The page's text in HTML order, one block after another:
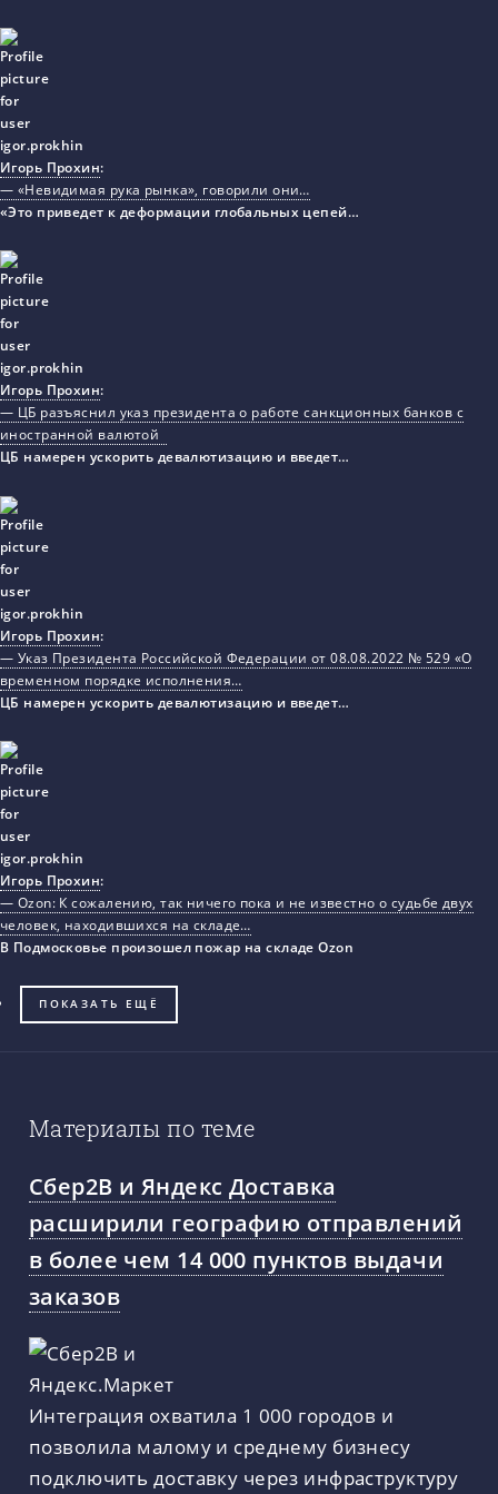
Игорь Прохин:
— «Невидимая рука рынка», говорили они…
«Это приведет к деформации глобальных цепей…
Игорь Прохин:
— ЦБ разъяснил указ президента о работе санкционных банков с
иностранной валютой
ЦБ намерен ускорить девалютизацию и введет…
Игорь Прохин:
— Указ Президента Российской Федерации от 08.08.2022 № 529 «О
временном порядке исполнения…
ЦБ намерен ускорить девалютизацию и введет…
Игорь Прохин:
— Ozon: К сожалению, так ничего пока и не известно о судьбе двух
человек, находившихся на складе…
В Подмосковье произошел пожар на складе Ozon
ПОКАЗАТЬ ЕЩЁ
Материалы по теме
Сбер2B и Яндекс Доставка
расширили географию отправлений
в более чем 14 000 пунктов выдачи
заказов
Интеграция охватила 1 000 городов и
позволила малому и среднему бизнесу
подключить доставку через инфраструктуру